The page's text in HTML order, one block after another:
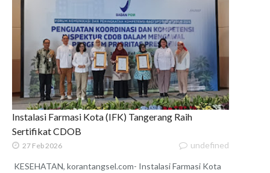
Instalasi Farmasi Kota (IFK) Tangerang Raih
Sertifikat CDOB
27 Feb 2026 undefined
KESEHATAN, korantangsel.com- Instalasi Farmasi Kota